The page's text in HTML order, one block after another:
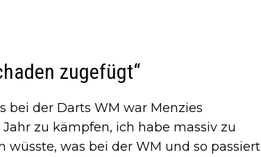
zugefügt“
bei der Darts WM war Menzies
Jahr zu kämpfen, ich habe massiv zu
wüsste, was bei der WM und so passiert